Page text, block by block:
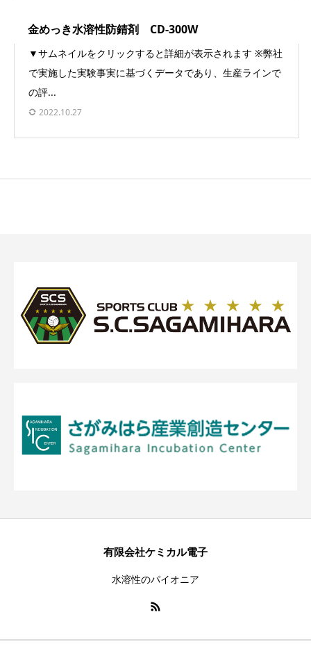
金めっき水溶性防錆剤 CD-300W
▼サムネイルをクリックすると詳細が表示されます ※弊社
で実施した実験事実に基づくデータであり、生産ラインで
の評...
2022.10.27
有限会社ケミカル電子
水溶性のパイオニア